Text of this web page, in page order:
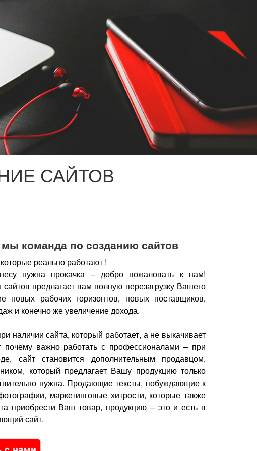
САЙТОВ
мы команда по созданию сайтов
реально работают !
нужна прокачка – добро пожаловать к нам!
сайтов предлагает вам полную перезагрузку Вашего
новых рабочих горизонтов, новых поставщиков,
и конечно же увеличение дохода.
наличии сайта, который работает, а не выкачивает
почему важно работать с профессионалами – при
сайт становится дополнительным продавцом,
который предлагает Вашу продукцию только
нужна. Продающие тексты, побуждающие к
маркетинговые хитрости, которые также
приобрести Ваш товар, продукцию – это и есть в
сайт.